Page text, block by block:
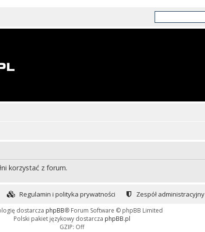
korzystać z forum.
Zespół administracyjny
Regulamin i polityka prywatności
dostarcza phpBB® Forum Software © phpBB Limited
Polski pakiet językowy dostarcza phpBB.pl
GZIP: Off